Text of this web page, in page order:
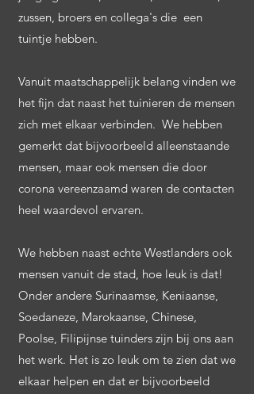
zussen, broers en collega's die een
tuintje hebben.
Vanuit maatschappelijk belang vinden we
het fijn dat naast het tuinieren de mensen
zich met elkaar verbinden. We hebben
gemerkt dat bijvoorbeeld alleenstaande
mensen, maar ook mensen die door
corona vereenzaamd waren de contacten
heel waardevol ervaren.
We hebben naast echte Westlanders ook
mensen vanuit de stad, hoe leuk is dat!
Onder andere Surinaamse, Keniaanse,
Soedaneze, Marokaanse, Chinese,
Poolse, Filipijnse tuinders zijn bij ons aan
het werk. Het is zo leuk om te zien dat we
elkaar helpen en dat er bijvoorbeeld